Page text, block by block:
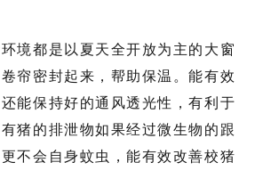
境都是以夏天全开放为主的大窗
帘密封起来，帮助保温。能有效
能保持好的通风透光性，有利于
猪的排泄物如果经过微生物的跟
不会自身蚊虫，能有效改善校猪